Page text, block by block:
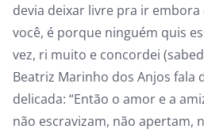
devia deixar livre pra ir embora
você, é porque ninguém quis
vez, ri muito e concordei
Beatriz Marinho dos Anjos fala
delicada: “Então o amor e a
não escravizam, não apertam,